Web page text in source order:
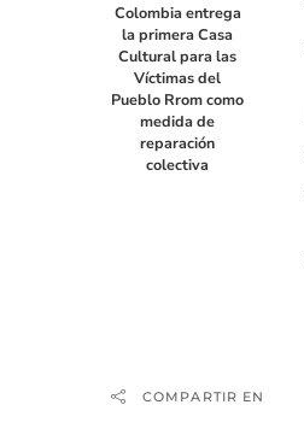
Colombia entrega
la primera Casa
Cultural para las
Víctimas del
Pueblo Rrom como
medida de
reparación
colectiva
COMPARTIR EN